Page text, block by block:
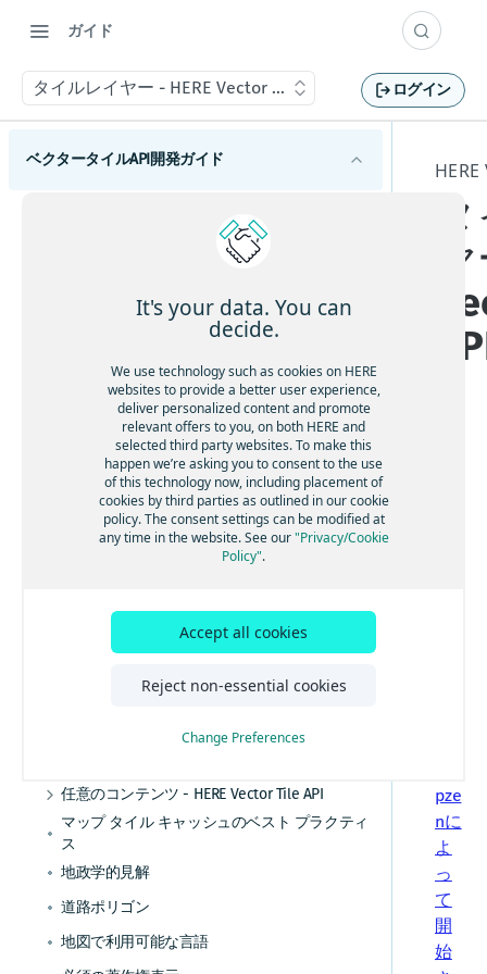
ガイド
タイルレイヤー - HERE Vector Tile API ログイン
ベクタータイルAPI開発ガイド
HERE Vector Tile APIの使用を開始する
HERE Vector Tile APIの概念
ベクタータイルスキーマ
タイルレイヤー - HERE Vector Tile API
境界レイヤー
建物と住所レイヤー
地球レイヤー
土地利用レイヤー
場所レイヤー
道路レイヤー (交通機関)
道路ラベルレイヤー (任意)
日本のトランジットレイヤー (廃止)
任意のコンテンツ - HERE Vector Tile API
Advanced Vector Tile
マップ タイル キャッシュのベスト プラクティ
ス
地政学的見解
道路ポリゴン
地図で利用可能な言語
pze
nに
よ
っ
て
開
始
It's your data. You can
decide.
We use technology such as cookies on HERE
websites to provide a better user experience,
deliver personalized content and promote
relevant offers to you, on both HERE and
selected third party websites. To make this
happen we’re asking you to consent to the use
of this technology now, including placement of
cookies by third parties as outlined in our cookie
policy. The consent settings can be modified at
any time in the website. See our"Privacy/Cookie
Policy".
Accept all cookies
Reject non-essential cookies
Change Preferences